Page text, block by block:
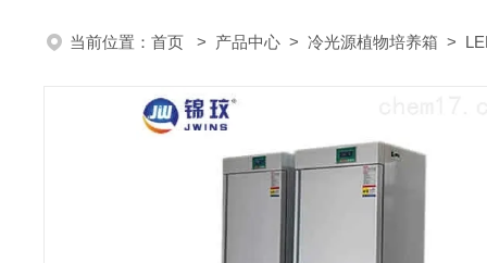
当前位置： 首页 > 产品中心 > 冷光源植物培养箱 >